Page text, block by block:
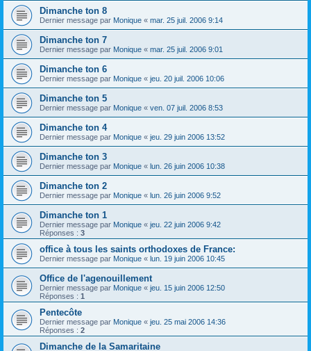
Dimanche ton 8
Dernier message par Monique « mar. 25 juil. 2006 9:14
Dimanche ton 7
Dernier message par Monique « mar. 25 juil. 2006 9:01
Dimanche ton 6
Dernier message par Monique « jeu. 20 juil. 2006 10:06
Dimanche ton 5
Dernier message par Monique « ven. 07 juil. 2006 8:53
Dimanche ton 4
Dernier message par Monique « jeu. 29 juin 2006 13:52
Dimanche ton 3
Dernier message par Monique « lun. 26 juin 2006 10:38
Dimanche ton 2
Dernier message par Monique « lun. 26 juin 2006 9:52
Dimanche ton 1
Dernier message par Monique « jeu. 22 juin 2006 9:42
Réponses : 3
office à tous les saints orthodoxes de France:
Dernier message par Monique « lun. 19 juin 2006 10:45
Office de l'agenouillement
Dernier message par Monique « jeu. 15 juin 2006 12:50
Réponses : 1
Pentecôte
Dernier message par Monique « jeu. 25 mai 2006 14:36
Réponses : 2
Dimanche de la Samaritaine